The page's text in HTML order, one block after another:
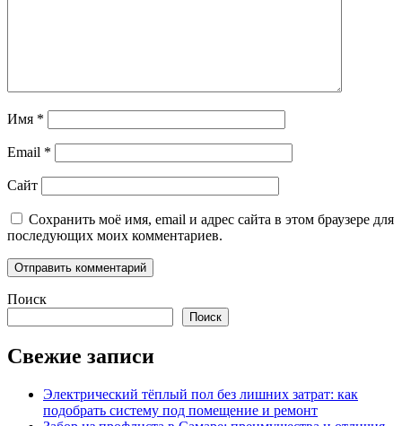
Имя *
Email *
Сайт
Сохранить моё имя, email и адрес сайта в этом браузере для
последующих моих комментариев.
Поиск
Поиск
Свежие записи
Электрический тёплый пол без лишних затрат: как
подобрать систему под помещение и ремонт